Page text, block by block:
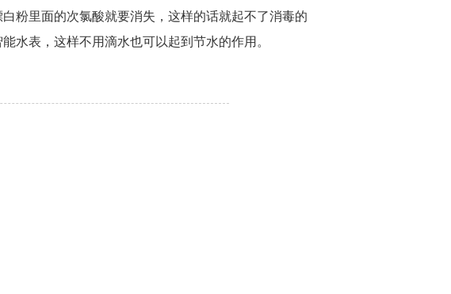
粉里面的次氯酸就要消失，这样的话就起不了消毒的
能水表 ，这样不用滴水也可以起到节水的作用。